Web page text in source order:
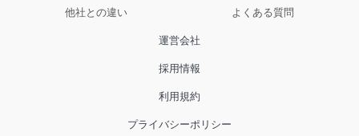
他社との違い よくある質問
運営会社
採用情報
利用規約
プライバシーポリシー